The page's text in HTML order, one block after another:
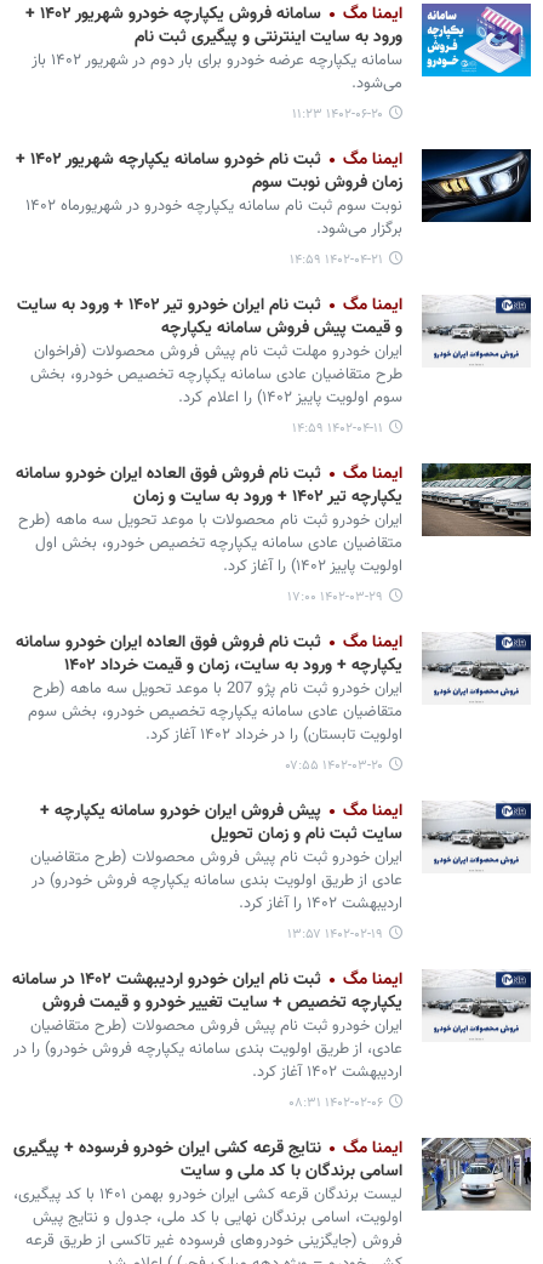
ایمنا مگ
سامانه فروش یکپارچه خودرو شهریور ۱۴۰۲ +
ورود به سایت اینترنتی و پیگیری ثبت نام
سامانه یکپارچه عرضه خودرو برای بار دوم در شهریور ۱۴۰۲ باز
می‌شود.
۱۴۰۲-۰۶-۲۰ ۱۱:۲۳
ایمنا مگ
ثبت‌ نام خودرو سامانه یکپارچه شهریور ۱۴۰۲ +
زمان فروش نوبت سوم
نوبت سوم ثبت‌ نام سامانه یکپارچه خودرو در شهریورماه ۱۴۰۲
برگزار می‌شود.
۱۴۰۲-۰۴-۲۱ ۱۴:۵۹
ایمنا مگ
ثبت نام ایران خودرو تیر ۱۴۰۲ + ورود به سایت
و قیمت پیش فروش سامانه یکپارچه
​​​​​​​ایران خودرو مهلت ثبت نام پیش فروش محصولات (فراخوان
طرح متقاضیان عادی سامانه یکپارچه تخصیص خودرو، بخش
سوم اولویت پاییز ۱۴۰۲) را اعلام کرد.
۱۴۰۲-۰۴-۱۱ ۱۴:۵۹
ایمنا مگ
ثبت نام فروش فوق العاده ایران خودرو سامانه
یکپارچه تیر ۱۴۰۲ + ورود به سایت و زمان
​​​​​​​ایران خودرو ثبت نام محصولات با موعد تحویل سه ماهه (طرح
متقاضیان عادی سامانه یکپارچه تخصیص خودرو، بخش اول
اولویت پاییز ۱۴۰۲) را آغاز کرد.
۱۴۰۲-۰۳-۲۹ ۱۷:۰۰
ایمنا مگ
ثبت نام فروش فوق العاده ایران خودرو سامانه
یکپارچه + ورود به سایت، زمان و قیمت خرداد ۱۴۰۲
ایران خودرو ثبت نام پژو 207 با موعد تحویل سه ماهه (طرح
متقاضیان عادی سامانه یکپارچه تخصیص خودرو، بخش سوم
اولویت تابستان) را در خرداد ۱۴۰۲ آغاز کرد.
۱۴۰۲-۰۳-۲۰ ۰۷:۵۵
ایمنا مگ
پیش فروش ایران خودرو سامانه یکپارچه +
سایت ثبت نام و زمان تحویل
ایران خودرو ثبت نام پیش فروش محصولات (طرح متقاضیان
عادی از طریق اولویت بندی سامانه یکپارچه فروش خودرو) در
اردیبهشت ۱۴۰۲ را آغاز کرد.
۱۴۰۲-۰۲-۱۹ ۱۳:۵۷
ایمنا مگ
ثبت نام ایران خودرو اردیبهشت ۱۴۰۲ در سامانه
یکپارچه تخصیص + سایت تغییر خودرو و قیمت فروش
ایران خودرو ثبت نام پیش فروش محصولات (طرح متقاضیان
عادی، از طریق اولویت بندی سامانه یکپارچه فروش خودرو) را در
اردیبهشت ۱۴۰۲ آغاز کرد.
۱۴۰۲-۰۲-۰۶ ۰۸:۳۱
ایمنا مگ
نتایج قرعه کشی ایران خودرو فرسوده + پیگیری
اسامی برندگان با کد ملی و سایت
لیست برندگان قرعه کشی ایران خودرو بهمن ۱۴۰۱ با کد پیگیری،
اولویت، اسامی برندگان نهایی با کد ملی، جدول و نتایج پیش
فروش (جایگزینی خودروهای فرسوده غیر تاکسی از طریق قرعه